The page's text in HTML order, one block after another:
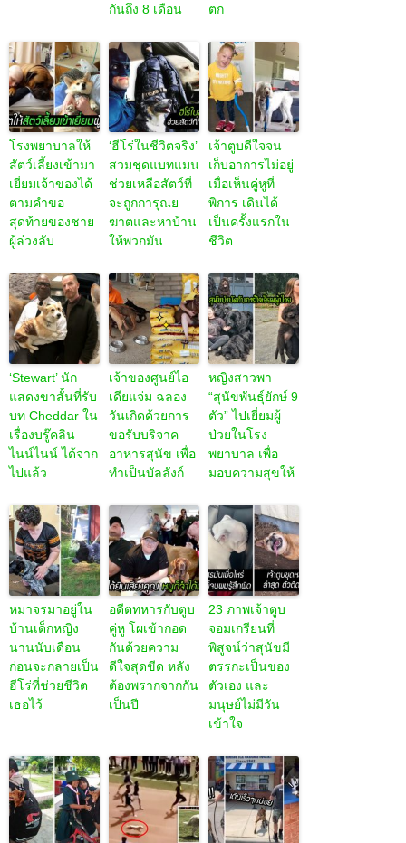
กันถึง 8 เดือน
ตก
โรงพยาบาลให้
สัตว์เลี้ยงเข้ามา
เยี่ยมเจ้าของได้
ตามคำขอ
สุดท้ายของชาย
ผู้ล่วงลับ
‘ฮีโร่ในชีวิตจริง’
สวมชุดแบทแมน
ช่วยเหลือสัตว์ที่
จะถูกการุณย
ฆาตและหาบ้าน
ให้พวกมัน
เจ้าตูบดีใจจน
เก็บอาการไม่อยู่
เมื่อเห็นคู่หูที่
พิการ เดินได้
เป็นครั้งแรกใน
ชีวิต
‘Stewart’ นัก
แสดงขาสั้นที่รับ
บท Cheddar ใน
เรื่องบรู๊คลิน
ไนน์ไนน์ ได้จาก
ไปแล้ว
เจ้าของศูนย์ไอ
เดียแจ่ม ฉลอง
วันเกิดด้วยการ
ขอรับบริจาค
อาหารสุนัข เพื่อ
ทำเป็นบัลลังก์
หญิงสาวพา
“สุนัขพันธุ์ยักษ์ 9
ตัว” ไปเยี่ยมผู้
ป่วยในโรง
พยาบาล เพื่อ
มอบความสุขให้
หมาจรมาอยู่ใน
บ้านเด็กหญิง
นานนับเดือน
ก่อนจะกลายเป็น
ฮีโร่ที่ช่วยชีวิต
เธอไว้
อดีตทหารกับตูบ
คู่หู โผเข้ากอด
กันด้วยความ
ดีใจสุดขีด หลัง
ต้องพรากจากกัน
เป็นปี
23 ภาพเจ้าตูบ
จอมเกรียนที่
พิสูจน์ว่าสุนัขมี
ตรรกะเป็นของ
ตัวเอง และ
มนุษย์ไม่มีวัน
เข้าใจ